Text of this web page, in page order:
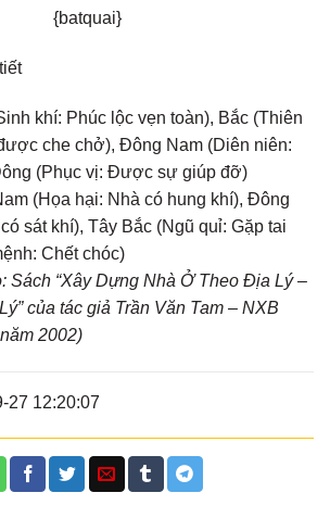
{batquai}
khí: Phúc lộc vẹn toàn), Bắc (Thiên
che chở), Đông Nam (Diên niên:
(Phục vị: Được sự giúp đỡ)
(Họa hại: Nhà có hung khí), Đông
sát khí), Tây Bắc (Ngũ quỉ: Gặp tai
Chết chóc)
Sách “Xây Dựng Nhà Ở Theo Địa Lý –
của tác giả Trần Văn Tam – NXB
2002)
27 12:20:07